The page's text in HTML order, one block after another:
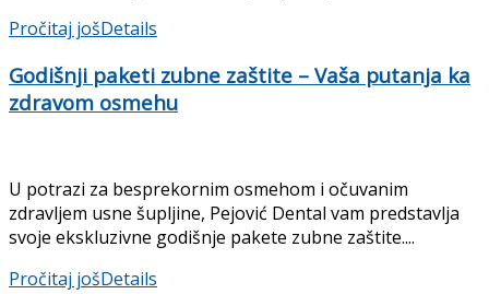
Pročitaj jošDetails
Godišnji paketi zubne zaštite – Vaša putanja ka
zdravom osmehu
U potrazi za besprekornim osmehom i očuvanim
zdravljem usne šupljine, Pejović Dental vam predstavlja
svoje ekskluzivne godišnje pakete zubne zaštite....
Pročitaj jošDetails